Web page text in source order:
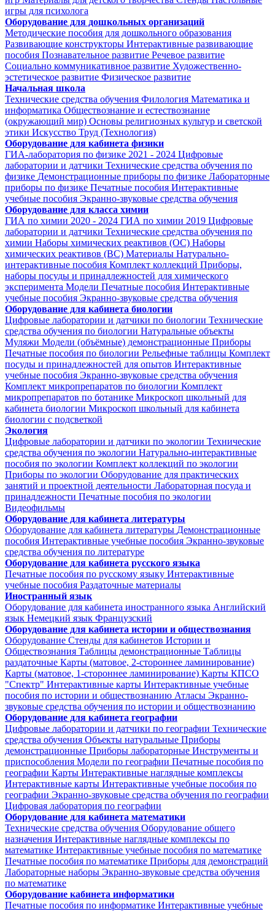
игры для психолога
Оборудование для дошкольных организаций
Методические пособия для дошкольного образования
Развивающие конструкторы Интерактивные развивающие
пособия Познавательное развитие Речевое развитие
Социально коммуникативное развитие Художественно-
эстетическое развитие Физическое развитие
Начальная школа
Технические средства обучения Филология Математика и
информатика Обществознание и естествознание
(окружающий мир) Основы религиозных культур и светской
этики Искусство Труд (Технология)
Оборудование для кабинета физики
ГИА-лаборатория по физике 2021 - 2024 Цифровые
лаборатории и датчики Технические средства обучения по
физике Демонстрационные приборы по физике Лабораторные
приборы по физике Печатные пособия Интерактивные
учебные пособия Экранно-звуковые средства обучения
Оборудование для класса химии
ГИА по химии 2020 - 2024 ГИА по химии 2019 Цифровые
лаборатории и датчики Технические средства обучения по
химии Наборы химических реактивов (ОС) Наборы
химических реактивов (ВС) Материалы Натурально-
интерактивные пособия Комплект коллекций Приборы,
наборы посуды и принадлежностей для химического
эксперимента Модели Печатные пособия Интерактивные
учебные пособия Экранно-звуковые средства обучения
Оборудование для кабинета биологии
Цифровые лаборатории и датчики по биологии Технические
средства обучения по биологии Натуральные объекты
Муляжи Модели (объёмные) демонстрационные Приборы
Печатные пособия по биологии Рельефные таблицы Комплект
посуды и принадлежностей для опытов Интерактивные
учебные пособия Экранно-звуковые средства обучения
Комплект микропрепаратов по биологии Комплект
микропрепаратов по ботанике Микроскоп школьный для
кабинета биологии Микроскоп школьный для кабинета
биологии с подсветкой
Экология
Цифровые лаборатории и датчики по экологии Технические
средства обучения по экологии Натурально-интерактивные
пособия по экологии Комплект коллекций по экологии
Приборы по экологии Оборудование для практических
занятий и проектной деятельности Лабораторная посуда и
принадлежности Печатные пособия по экологии
Видеофильмы
Оборудование для кабинета литературы
Оборудование для кабинета литературы Демонстрационные
пособия Интерактивные учебные пособия Экранно-звуковые
средства обучения по литературе
Оборудование для кабинета русского языка
Печатные пособия по русскому языку Интерактивные
учебные пособия Раздаточные материалы
Иностранный язык
Оборудование для кабинета иностранного языка Английский
язык Немецкий язык Французский
Оборудование для кабинета истории и обществознания
Оборудование Стенды для кабинетов Истории и
Обществознания Таблицы демонстрационные Таблицы
раздаточные Карты (матовое, 2-стороннее ламинирование)
Карты (матовое, 1-стороннее ламинирование) Карты КПСО
"Спектр" Интерактивные карты Интерактивные учебные
пособия по истории и обществознанию Атласы Экранно-
звуковые средства обучения по истории и обществознанию
Оборудование для кабинета географии
Цифровые лаборатории и датчики по географии Технические
средства обучения Объекты натуральные Приборы
демонстрационные Приборы лабораторные Инструменты и
приспособления Модели по географии Печатные пособия по
географии Карты Интерактивные наглядные комплексы
Интерактивные карты Интерактивные учебные пособия по
географии Экранно-звуковые средства обучения по географии
Цифровая лаборатория по географии
Оборудование для кабинета математики
Технические средства обучения Оборудование общего
назначения Интерактивные наглядные комплексы по
математике Интерактивные учебные пособия по математике
Печатные пособия по математике Приборы для демонстраций
Лабораторные наборы Экранно-звуковые средства обучения
по математике
Оборудование кабинета информатики
Печатные пособия по информатике Интерактивные учебные